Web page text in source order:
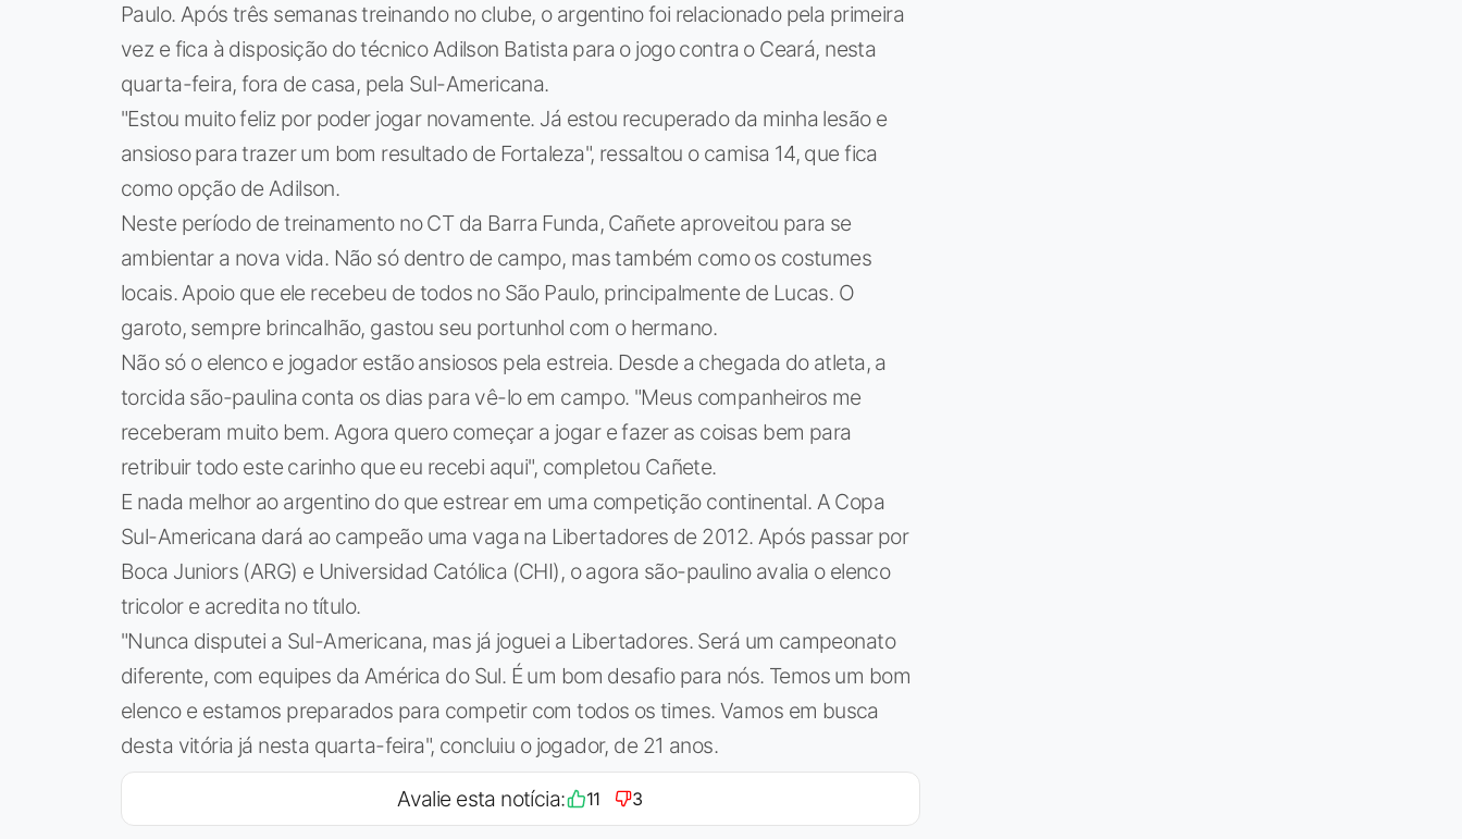
Paulo. Após três semanas treinando no clube, o argentino foi relacionado pela primeira
vez e fica à disposição do técnico Adilson Batista para o jogo contra o Ceará, nesta
quarta-feira, fora de casa, pela Sul-Americana.
"Estou muito feliz por poder jogar novamente. Já estou recuperado da minha lesão e
ansioso para trazer um bom resultado de Fortaleza", ressaltou o camisa 14, que fica
como opção de Adilson.
Neste período de treinamento no CT da Barra Funda, Cañete aproveitou para se
ambientar a nova vida. Não só dentro de campo, mas também como os costumes
locais. Apoio que ele recebeu de todos no São Paulo, principalmente de Lucas. O
garoto, sempre brincalhão, gastou seu portunhol com o hermano.
Não só o elenco e jogador estão ansiosos pela estreia. Desde a chegada do atleta, a
torcida são-paulina conta os dias para vê-lo em campo. "Meus companheiros me
receberam muito bem. Agora quero começar a jogar e fazer as coisas bem para
retribuir todo este carinho que eu recebi aqui", completou Cañete.
E nada melhor ao argentino do que estrear em uma competição continental. A Copa
Sul-Americana dará ao campeão uma vaga na Libertadores de 2012. Após passar por
Boca Juniors (ARG) e Universidad Católica (CHI), o agora são-paulino avalia o elenco
tricolor e acredita no título.
"Nunca disputei a Sul-Americana, mas já joguei a Libertadores. Será um campeonato
diferente, com equipes da América do Sul. É um bom desafio para nós. Temos um bom
elenco e estamos preparados para competir com todos os times. Vamos em busca
desta vitória já nesta quarta-feira", concluiu o jogador, de 21 anos.
Avalie esta notícia: 11 3